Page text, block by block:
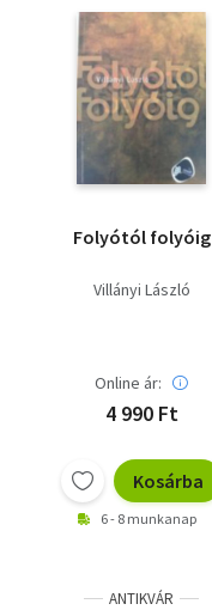
Művészet
Szakkönyv
Szótár, nyelvkönyv
Tankönyv, segédkönyv
Társadalomtudomány
Természettudomány
Folyótól folyóig
Villányi László
Online ár:
4 990 Ft
Kosárba
6 - 8 munkanap
ANTIKVÁR